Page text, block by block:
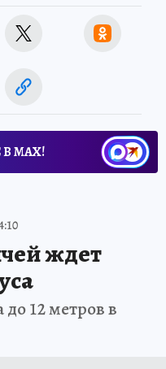
МАХ!
ждет
12 метров в